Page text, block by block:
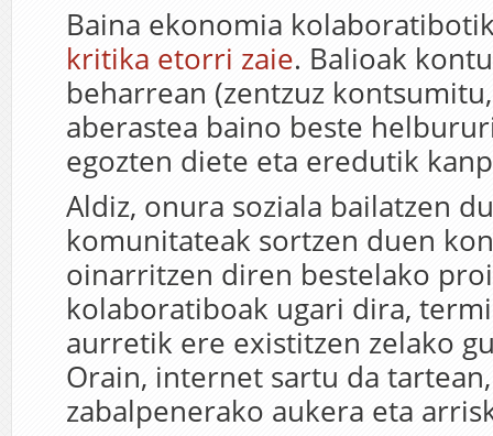
Baina ekonomia
kritika etorri zaie. Balioak
beharrean (zentzuz
aberastea baino beste
egozten diete eta eredutik
Aldiz, onura soziala bailatzen
komunitateak sortzen duen
oinarritzen diren bestelako
kolaboratiboak ugari dira,
aurretik ere existitzen zelako
Orain, internet sartu da
zabalpenerako aukera eta